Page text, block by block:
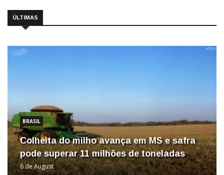
ÚLTIMAS
BRASIL
Colheita do milho avança em MS e safra
pode superar 11 milhões de toneladas
6 de August